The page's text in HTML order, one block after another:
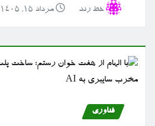
خط رند مرداد ۱۵, ۱۴۰۵
فناوری